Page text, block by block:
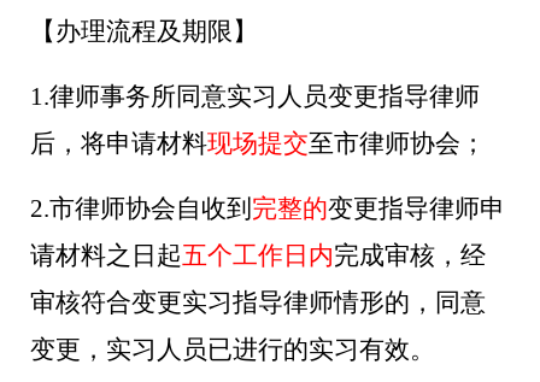
【办理流程及期限 】
1.律师事务所同意实习人员变更指导律师
后 ，将申请材料现场提交至市律师协会 ；
2.市律师协会自收到 完整的变更指导律师申
请材料之日起五个工作日内完成审核，经
审核符合变更实习指导律师情形的，同意
变更，实习人员已进行的实习有效。